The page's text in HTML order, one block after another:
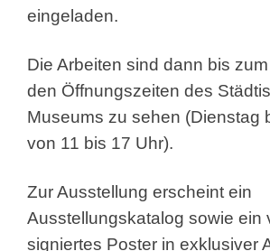
eingeladen.
Die Arbeiten sind dann bis
den Öffnungszeiten des
Museums zu sehen (Dienstag
von 11 bis 17 Uhr).
Zur Ausstellung erscheint ein
Ausstellungskatalog sowie ein
signiertes Poster in exklusiver